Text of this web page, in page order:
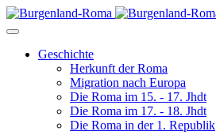
Geschichte
Herkunft der Roma
Migration nach Europa
Die Roma im 15. - 17. Jhdt
Die Roma im 17. - 18. Jhdt
Die Roma in der 1. Republik